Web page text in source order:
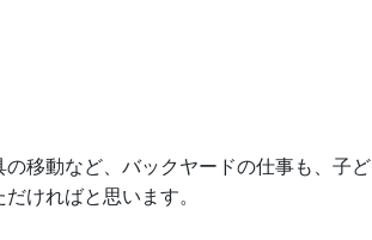
移動など、バックヤードの仕事も、子ど
ければと思います。